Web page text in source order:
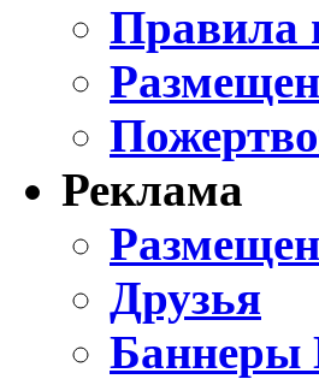
Правила
Реклама
Друзья